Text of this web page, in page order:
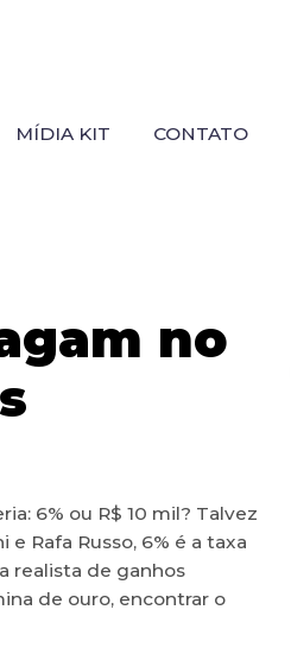
MÍDIA KIT CONTATO
no
6% ou R$ 10 mil? Talvez
Rafa Russo, 6% é a taxa
realista de ganhos
de ouro, encontrar o